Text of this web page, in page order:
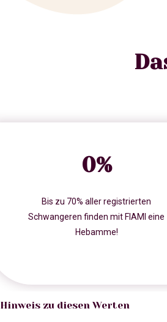
0%
Bis zu 70% aller registrierten
Schwangeren finden mit FIAMI eine
Hebamme!
Hinweis zu diesen Werten